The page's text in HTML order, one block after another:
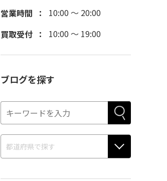
営業時間
10:00 ～ 20:00
買取受付
10:00 ～ 19:00
ブログを探す